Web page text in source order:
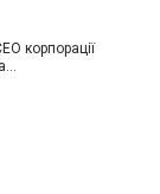
корпорації